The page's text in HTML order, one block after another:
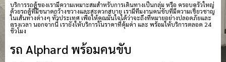
บริการรถตู้ของเรามีความเหมาะสมสำหรับการเดินทางเป็นกลุ่ม หรือ ครอบครัวใหญ่
ด้วยรถตู้ที่มีขนาดกว้างขวางและสะดวกสบาย เรามีทีมงานคนขับที่มีความเชี่ยวชาญ
ในเส้นทางต่างๆ ทั่วประเทศ เพื่อให้คุณมั่นใจได้ว่าจะถึงที่หมายอย่างปลอดภัยและ
ตรงเวลา นอกจากนี้ เรายังให้บริการในราคาที่คุ้มค่า และ พร้อมให้บริการตลอด 24
ชั่วโมง
รถ Alphard พร้อมคนขับ